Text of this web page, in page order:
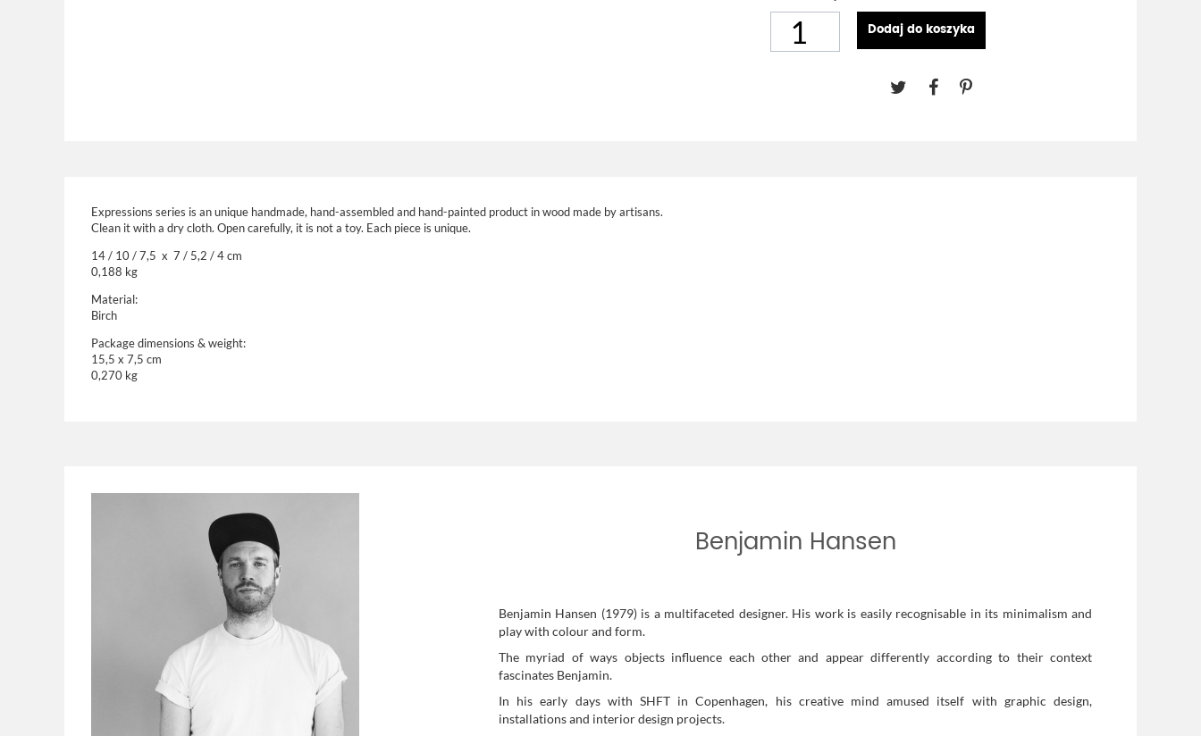
Dodaj do koszyka
Expressions series is an unique handmade, hand-assembled and hand-painted product in wood made by artisans.
Clean it with a dry cloth. Open carefully, it is not a toy. Each piece is unique.
14 / 10 / 7,5 x 7 / 5,2 / 4 cm
0,188 kg
Material:
Birch
Package dimensions & weight:
15,5 x 7,5 cm
0,270 kg
Benjamin Hansen
Benjamin Hansen (1979) is a multifaceted designer. His work is easily recognisable in its minimalism and
play with colour and form.
The myriad of ways objects influence each other and appear differently according to their context
fascinates Benjamin.
In his early days with SHFT in Copenhagen, his creative mind amused itself with graphic design,
installations and interior design projects.